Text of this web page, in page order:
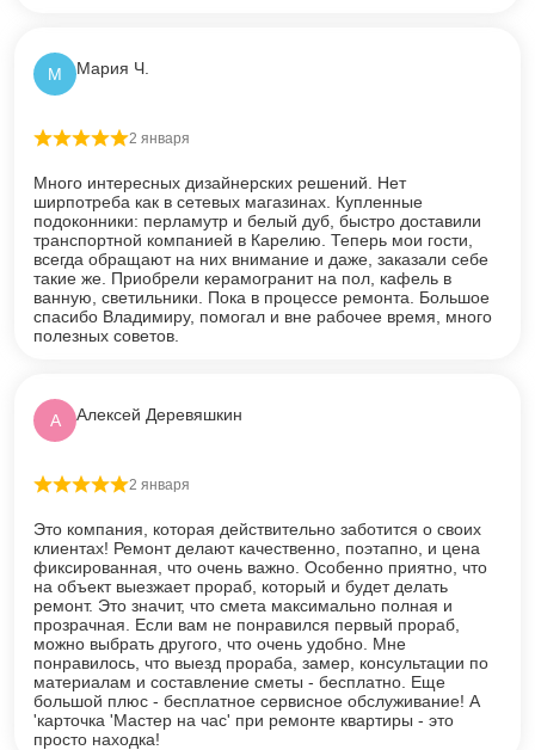
М Мария Ч.
Оценка5из 5
2 января
Много интересных дизайнерских решений. Нет
ширпотреба как в сетевых магазинах. Купленные
подоконники: перламутр и белый дуб, быстро доставили
транспортной компанией в Карелию. Теперь мои гости,
всегда обращают на них внимание и даже, заказали себе
такие же. Приобрели керамогранит на пол, кафель в
ванную, светильники. Пока в процессе ремонта. Большое
спасибо Владимиру, помогал и вне рабочее время, много
полезных советов.
А Алексей Деревяшкин
Оценка5из 5
2 января
Это компания, которая действительно заботится о своих
клиентах! Ремонт делают качественно, поэтапно, и цена
фиксированная, что очень важно. Особенно приятно, что
на объект выезжает прораб, который и будет делать
ремонт. Это значит, что смета максимально полная и
прозрачная. Если вам не понравился первый прораб,
можно выбрать другого, что очень удобно. Мне
понравилось, что выезд прораба, замер, консультации по
материалам и составление сметы - бесплатно. Еще
большой плюс - бесплатное сервисное обслуживание! А
'карточка 'Мастер на час' при ремонте квартиры - это
просто находка!